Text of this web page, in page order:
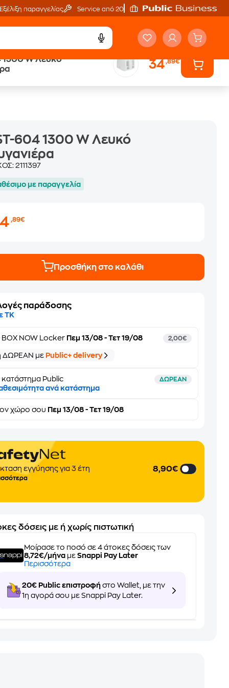
Εξέλιξη παραγγελίας Service από 20'
1300 W Λευκό
34,89€
Public επιστροφή €
604 1300 W Λευκό
2111397
με παραγγελία
,89€
Προσθήκη στο καλάθι
παράδοσης
ΤΚ
BOX NOW Locker Πεμ 13/08 - Τετ 19/08 2,00€
ΔΩΡΕΑΝ με Public+ delivery
κατάστημα Public ΔΩΡΕΑΝ
ανά κατάστημα
χώρο σου Πεμ 13/08 - Τετ 19/08
εγγύησης για 3 έτη 8,90€
δόσεις με ή χωρίς πιστωτική
Μοίρασε το ποσό σε 4 άτοκες δόσεις των
8,72€/μήνα μεSnappi Pay Later
Περισσότερα
20€ Public επιστροφή στο Wallet, με την
1η αγορά σου με Snappi Pay Later.